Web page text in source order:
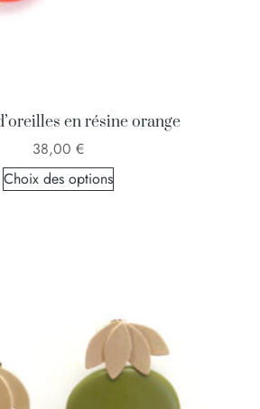
en résine orange
38,00 €
Choix des options